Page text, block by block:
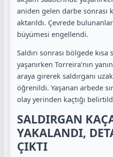
aniden gelen darbe sonrası
aktarıldı. Çevrede
büyümesi engellendi.
Saldırı sonrası bölgede
yaşanırken Torreira’nın
araya girerek saldırganı
öğrenildi. Yaşanan arbede
olay yerinden kaçtığı
SALDIRGAN
YAKALANDI,
ÇIKTI